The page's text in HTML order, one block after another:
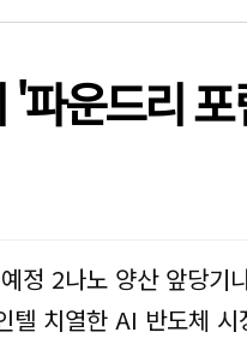
운드리
정 2나노 양산 앞당기
텔 치열한 AI 반도체 시